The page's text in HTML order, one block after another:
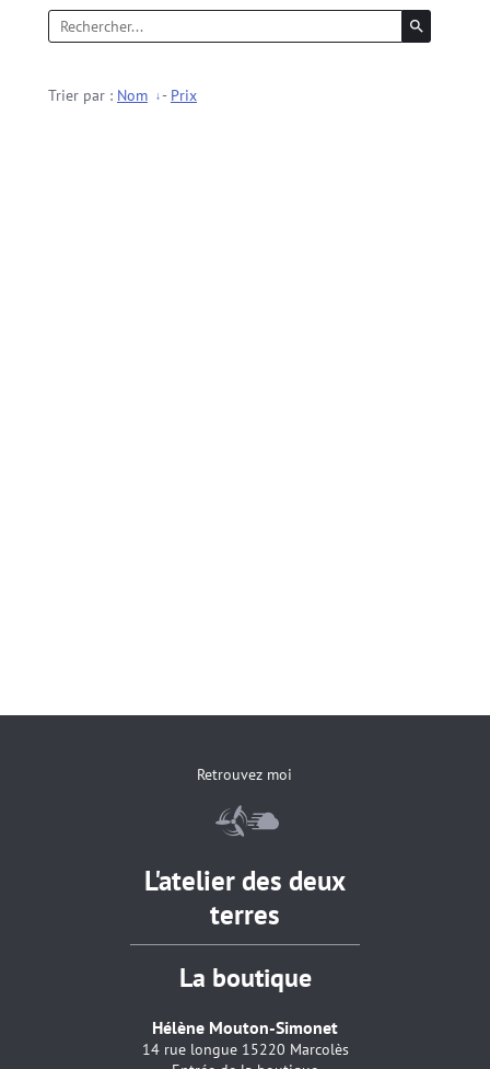
Retrouvez moi
L'atelier des deux
terres
La boutique
Hélène Mouton-Simonet
14 rue longue 15220 Marcolès
search
Trier par : Nom - Prix